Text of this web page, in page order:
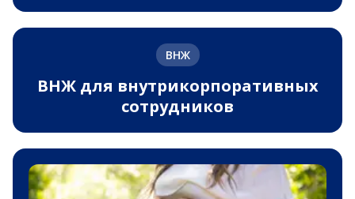
ВНЖ
ВНЖ для внутрикорпоративных
сотрудников